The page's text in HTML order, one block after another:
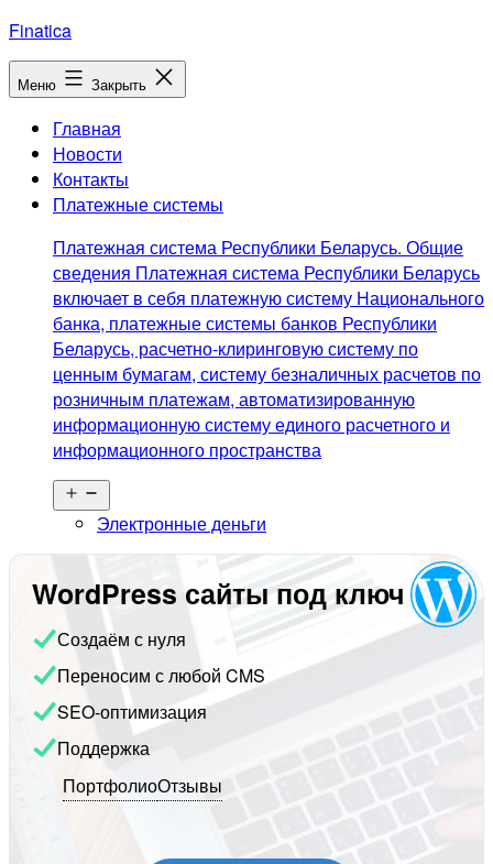
Перейти
к
содержимому
Finatica
Меню Закрыть
Главная
Новости
Контакты
Платежные системы
Платежная система Республики Беларусь. Общие
сведения Платежная система Республики Беларусь
включает в себя платежную систему Национального
банка, платежные системы банков Республики
Беларусь, расчетно-клиринговую систему по
ценным бумагам, систему безналичных расчетов по
розничным платежам, автоматизированную
информационную систему единого расчетного и
информационного пространства
меню
Электронные деньги
WordPress сайты под ключ
Создаём с нуля
Переносим с любой CMS
SEO-оптимизация
Поддержка
ПортфолиоОтзывы